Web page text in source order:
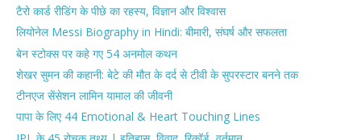
टैरो कार्ड रीडिंग के पीछे का रहस्य, विज्ञान और विश्वास
लियोनेल Messi Biography in Hindi: बीमारी, संघर्ष और सफलता
बेन स्टोक्स पर कहे गए 54 अनमोल कथन
शेखर सुमन की कहानी: बेटे की मौत के दर्द से टीवी के सुपरस्टार बनने तक
टीनएज सेंसेशन लामिन यामाल की जीवनी
पापा के लिए 44 Emotional & Heart Touching Lines